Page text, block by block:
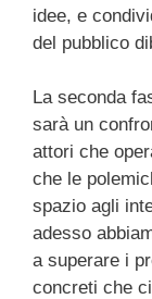
idee, e
del pubblico
La seconda
sarà un
attori che
che le
spazio agli
adesso
a superare i
concreti che